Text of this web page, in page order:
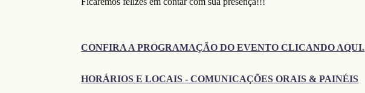
CONFIRA A PROGRAMAÇÃO DO EVENTO CLICANDO AQUI.
HORÁRIOS E LOCAIS - COMUNICAÇÕES ORAIS & PAINÉIS